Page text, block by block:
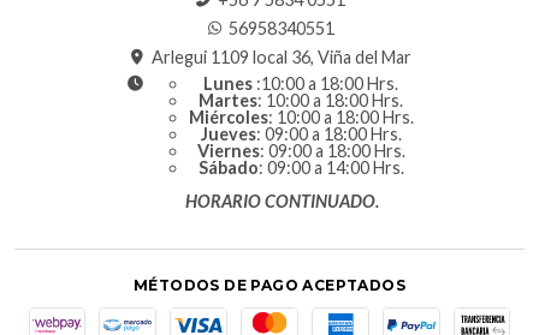
56958340551
Arlegui 1109 local 36, Viña del Mar
Lunes :10:00 a 18:00 Hrs.
Martes: 10:00 a 18:00 Hrs.
Miércoles: 10:00 a 18:00 Hrs.
Jueves: 09:00 a 18:00 Hrs.
Viernes: 09:00 a 18:00 Hrs.
Sábado: 09:00 a 14:00 Hrs.
HORARIO CONTINUADO.
MÉTODOS DE PAGO ACEPTADOS